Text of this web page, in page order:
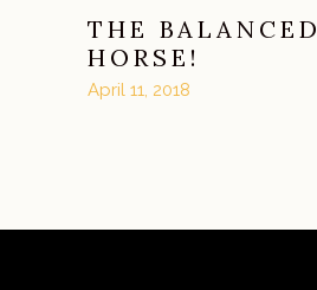
THE BALANCED
HORSE!
April 11, 2018